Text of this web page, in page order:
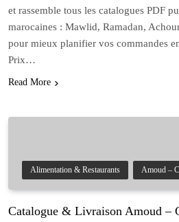
et rassemble tous les catalogues PDF
marocaines : Mawlid, Ramadan,
pour mieux planifier vos commandes
Prix…
Read More
Alimentation & Restaurants Amoud –
Catalogue & Livraison Amoud –